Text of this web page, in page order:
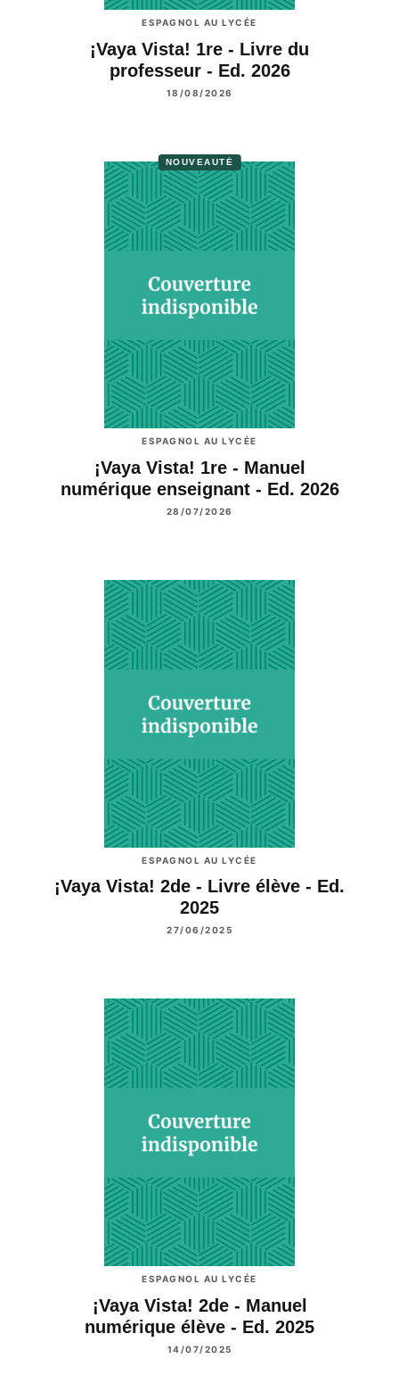
ESPAGNOL AU LYCÉE
¡Vaya Vista! 1re - Livre du
professeur - Ed. 2026
18/08/2026
NOUVEAUTÉ
ESPAGNOL AU LYCÉE
¡Vaya Vista! 1re - Manuel
numérique enseignant - Ed. 2026
28/07/2026
ESPAGNOL AU LYCÉE
¡Vaya Vista! 2de - Livre élève - Ed.
2025
27/06/2025
ESPAGNOL AU LYCÉE
¡Vaya Vista! 2de - Manuel
numérique élève - Ed. 2025
14/07/2025